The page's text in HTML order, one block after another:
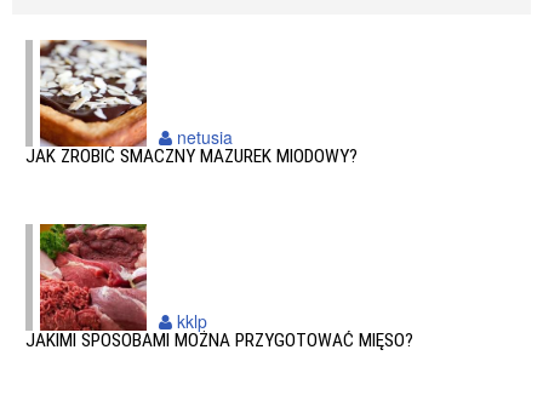
JAK ZROBIĆ SMACZNY MAZUREK MIODOWY?
netusia
JAKIMI SPOSOBAMI MOŻNA PRZYGOTOWAĆ MIĘSO?
kklp